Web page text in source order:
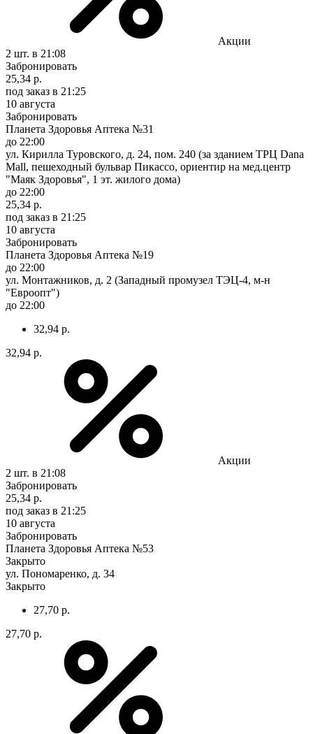
Акции
2 шт. в 21:08
Забронировать
25,34 р.
под заказ в 21:25
10 августа
Забронировать
Планета Здоровья Аптека №31
до 22:00
ул. Кирилла Туровского, д. 24, пом. 240 (за зданием ТРЦ Dana
Mall, пешеходный бульвар Пикассо, ориентир на мед.центр
"Маяк Здоровья", 1 эт. жилого дома)
до 22:00
25,34 р.
под заказ в 21:25
10 августа
Забронировать
Планета Здоровья Аптека №19
до 22:00
ул. Монтажников, д. 2 (Западный промузел ТЭЦ-4, м-н
"Евроопт")
до 22:00
32,94 р.
32,94 р.
Акции
2 шт. в 21:08
Забронировать
25,34 р.
под заказ в 21:25
10 августа
Забронировать
Планета Здоровья Аптека №53
Закрыто
ул. Пономаренко, д. 34
Закрыто
27,70 р.
27,70 р.